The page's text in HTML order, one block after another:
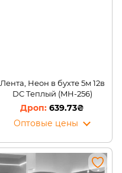
Лента, Неон в бухте 5м 12в
DC Теплый (MH-256)
639.73₴
Оптовые цены